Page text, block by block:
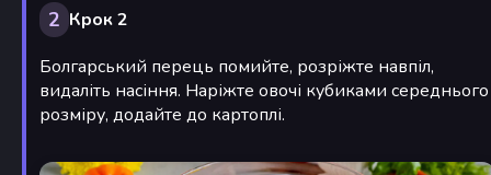
2 Крок 2
Болгарський перець помийте, розріжте навпіл,
видаліть насіння. Наріжте овочі кубиками середнього
розміру, додайте до картоплі.